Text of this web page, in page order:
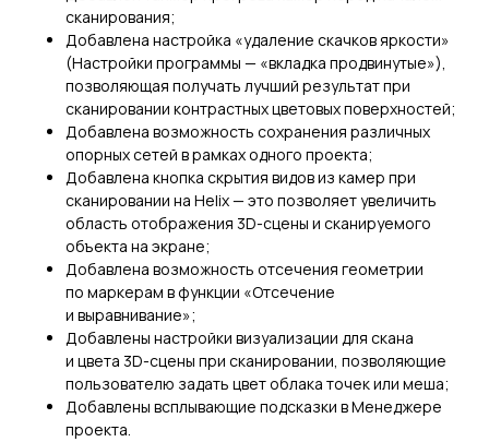
сканирования;
Добавлена настройка «удаление скачков яркости»
(Настройки программы — «вкладка продвинутые»),
позволяющая получать лучший результат при
сканировании контрастных цветовых поверхностей;
Добавлена возможность сохранения различных
опорных сетей в рамках одного проекта;
Добавлена кнопка скрытия видов из камер при
сканировании на Helix — это позволяет увеличить
область отображения 3D-сцены и сканируемого
объекта на экране;
Добавлена возможность отсечения геометрии
по маркерам в функции «Отсечение
и выравнивание»;
Добавлены настройки визуализации для скана
и цвета 3D-сцены при сканировании, позволяющие
пользователю задать цвет облака точек или меша;
Добавлены всплывающие подсказки в Менеджере
проекта.